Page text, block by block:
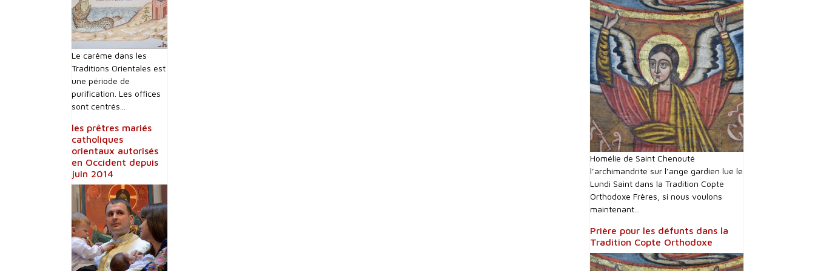
Le carême dans les
Traditions Orientales est
une période de
purification. Les offices
sont centrés...
les prêtres mariés
catholiques
orientaux autorisés
en Occident depuis
juin 2014
Homélie de Saint Chenouté
l’archimandrite sur l’ange gardien lue le
Lundi Saint dans la Tradition Copte
Orthodoxe Frères, si nous voulons
maintenant...
Prière pour les défunts dans la
Tradition Copte Orthodoxe